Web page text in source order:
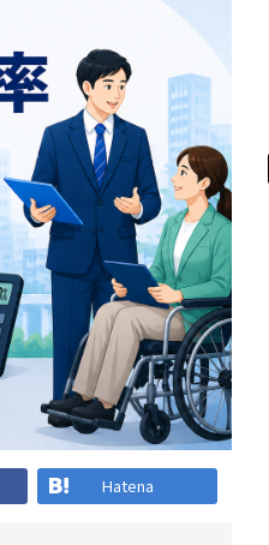
Hatena